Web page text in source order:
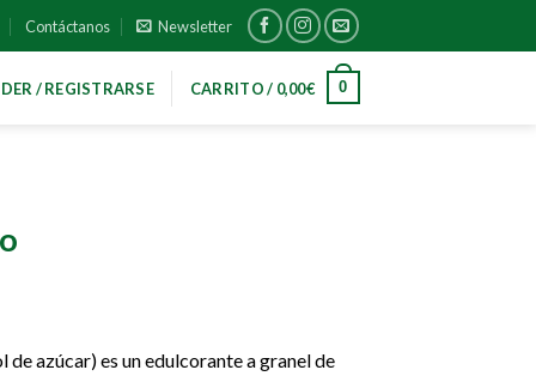
Contáctanos Newsletter
/ REGISTRARSE CARRITO / 0,00€ 0
de azúcar) es un edulcorante a granel de